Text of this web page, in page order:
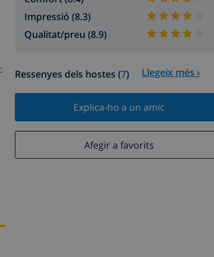
Impressió (8.3)
Qualitat/preu (8.9)
Ressenyes dels hostes (7) Llegeix més ›
Explica-ho a un amic
Afegir a favorits